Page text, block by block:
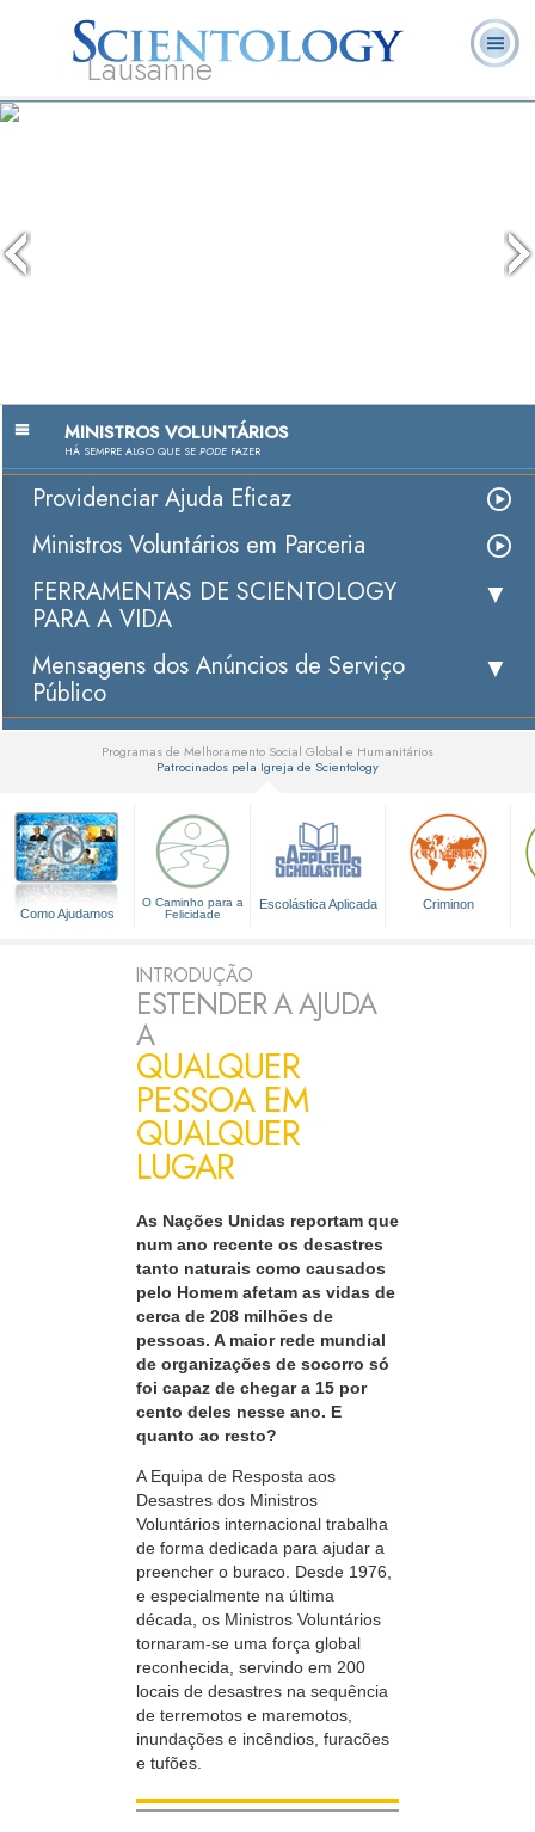
Lausanne
Hubbard
MINISTROS VOLUNTÁRIOS
HÁ SEMPRE ALGO QUE SE PODE FAZER
Providenciar Ajuda Eficaz
Ministros Voluntários em Parceria
FERRAMENTAS DE SCIENTOLOGY
PARA A VIDA
Mensagens dos Anúncios de Serviço
Público
Programas de Melhoramento Social Global e Humanitários
Patrocinados pela Igreja de Scientology
Como Ajudamos
O Caminho para a
Felicidade
Escolástica Aplicada Criminon
INTRODUÇÃO
ESTENDER A AJUDA
A
QUALQUER
PESSOA EM
QUALQUER
LUGAR
As Nações Unidas reportam que
num ano recente os desastres
tanto naturais como causados
pelo Homem afetam as vidas de
cerca de 208 milhões de
pessoas. A maior rede mundial
de organizações de socorro só
foi capaz de chegar a 15 por
cento deles nesse ano. E
quanto ao resto?
A Equipa de Resposta aos
Desastres dos Ministros
Voluntários internacional trabalha
de forma dedicada para ajudar a
preencher o buraco. Desde 1976,
e especialmente na última
década, os Ministros Voluntários
tornaram-se uma força global
reconhecida, servindo em 200
locais de desastres na sequência
de terremotos e maremotos,
inundações e incêndios, furacões
e tufões.